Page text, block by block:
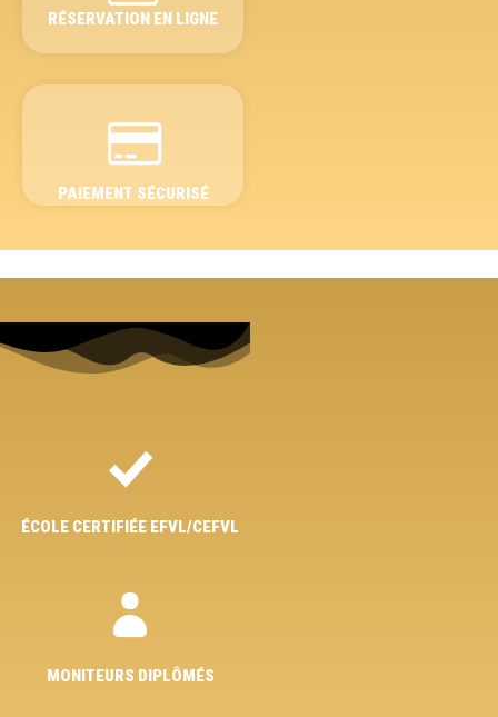
RÉSERVATION EN LIGNE
PAIEMENT SÉCURISÉ
ÉCOLE CERTIFIÉE EFVL/CEFVL
MONITEURS DIPLÔMÉS